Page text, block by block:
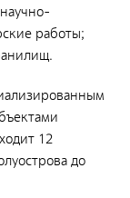
работы;
12
до